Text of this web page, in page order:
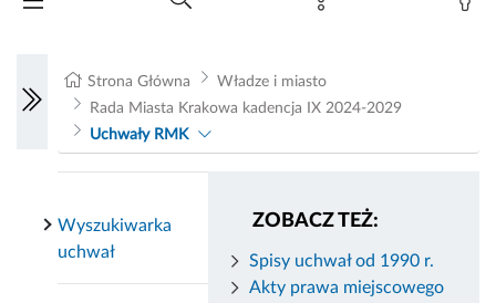
Strona Główna
Władze i miasto
Rada Miasta Krakowa kadencja IX 2024-2029
Uchwały RMK
ZOBACZ TEŻ:
Spisy uchwał od 1990 r.
Akty prawa miejscowego
Wyszukiwarka
uchwał